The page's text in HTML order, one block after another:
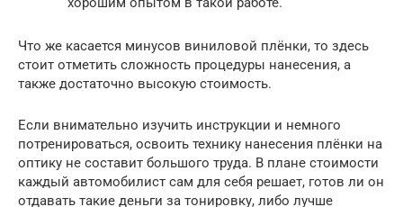
Что же касается минусов виниловой плёнки, то здесь
стоит отметить сложность процедуры нанесения, а
также достаточно высокую стоимость.
Если внимательно изучить инструкции и немного
потренироваться, освоить технику нанесения плёнки на
оптику не составит большого труда. В плане стоимости
каждый автомобилист сам для себя решает, готов ли он
отдавать такие деньги за тонировку, либо лучше